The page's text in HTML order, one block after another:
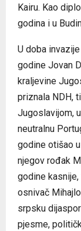
Kairu. Kao
godina i u
U doba
godine Jovan
kraljevine
priznala NDH,
Jugoslavijom,
neutralnu
godine otišao
njegov rođak
godine
osnivač
srpsku
pjesme,